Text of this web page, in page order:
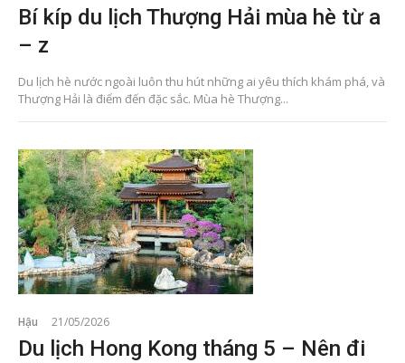
Bí kíp du lịch Thượng Hải mùa hè từ a
– z
Du lịch hè nước ngoài luôn thu hút những ai yêu thích khám phá, và
Thượng Hải là điểm đến đặc sắc. Mùa hè Thượng...
Hậu 21/05/2026
Du lịch Hong Kong tháng 5 – Nên đi